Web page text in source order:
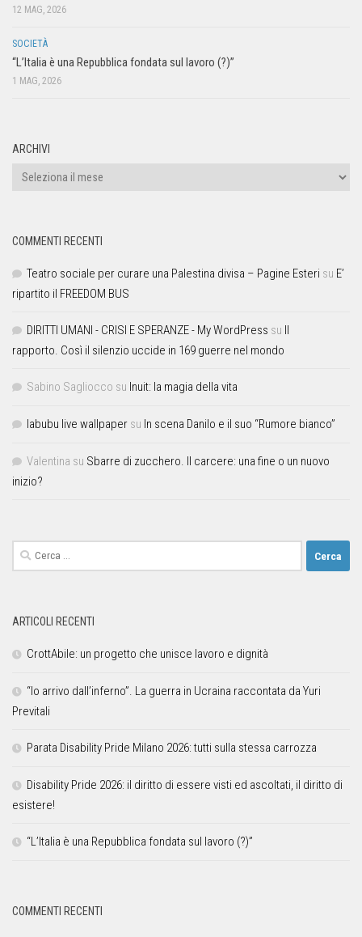
12 MAG, 2026
SOCIETÀ
“L’Italia è una Repubblica fondata sul lavoro (?)”
1 MAG, 2026
ARCHIVI
COMMENTI RECENTI
Teatro sociale per curare una Palestina divisa – Pagine Esteri su E’
ripartito il FREEDOM BUS
DIRITTI UMANI - CRISI E SPERANZE - My WordPress su
rapporto. Così il silenzio uccide in 169 guerre nel mondo
Sabino Sagliocco su Inuit: la magia della vita
labubu live wallpaper su In scena Danilo e il suo “Rumore bianco”
Valentina su Sbarre di zucchero. Il carcere: una fine o un nuovo
inizio?
ARTICOLI RECENTI
CrottAbile: un progetto che unisce lavoro e dignità
“Io arrivo dall’inferno”. La guerra in Ucraina raccontata da Yuri
Previtali
Parata Disability Pride Milano 2026: tutti sulla stessa carrozza
Disability Pride 2026: il diritto di essere visti ed ascoltati, il diritto di
esistere!
“L’Italia è una Repubblica fondata sul lavoro (?)”
COMMENTI RECENTI